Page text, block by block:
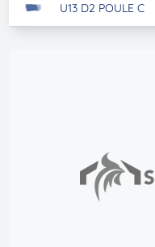
U13 D2 POULE C